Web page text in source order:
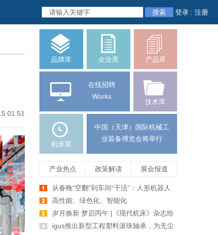
搜索 登录 | 注册
01:51
品牌库 企业库 产品库
在线招聘
Works
技术库
机床展
中国（天津）国际机械工
业装备博览会将举行
产业热点 政策解读 展会报道
从春晚“空翻”到车间“干活”：人形机器人
爆发前夕，机床行业如何牵手未来智造
高性能、绿色化、智能化
岁月焕新 梦启丙午 |《现代机床》杂志给
大家拜年啦！
igus推出新型工程塑料滚珠轴承，为无尘